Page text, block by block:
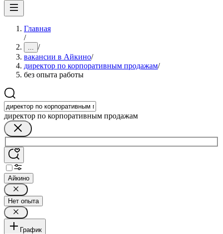
Главная
/
... /
вакансии в Айкино/
директор по корпоративным продажам/
без опыта работы
директор по корпоративным продажам
Айкино
Нет опыта
График